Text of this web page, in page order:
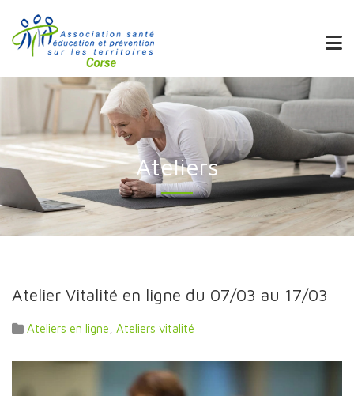
Ateliers
Atelier Vitalité en ligne du 07/03 au 17/03
Ateliers en ligne Ateliers vitalité